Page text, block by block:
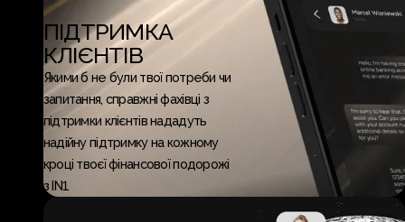
ПІДТРИМКА
КЛІЄНТІВ
Якими б не були твої потреби чи
запитання, справжні фахівці з
підтримки клієнтів нададуть
надійну підтримку на кожному
кроці твоєї фінансової подорожі
з IN1.